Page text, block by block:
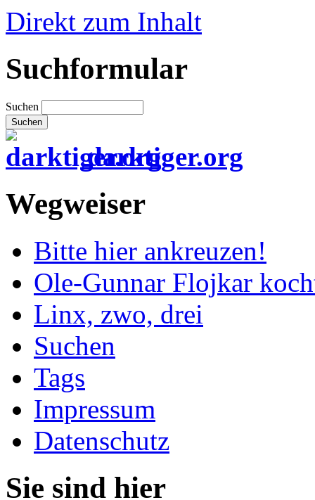
Direkt zum Inhalt
Suchformular
Suchen
darktiger.org
Wegweiser
Bitte hier ankreuzen!
Ole-Gunnar Flojkar
Linx, zwo, drei
Suchen
Tags
Impressum
Datenschutz
Sie sind hier